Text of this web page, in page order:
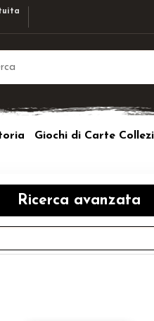
Giochi di Carte
Ricerca avanzata